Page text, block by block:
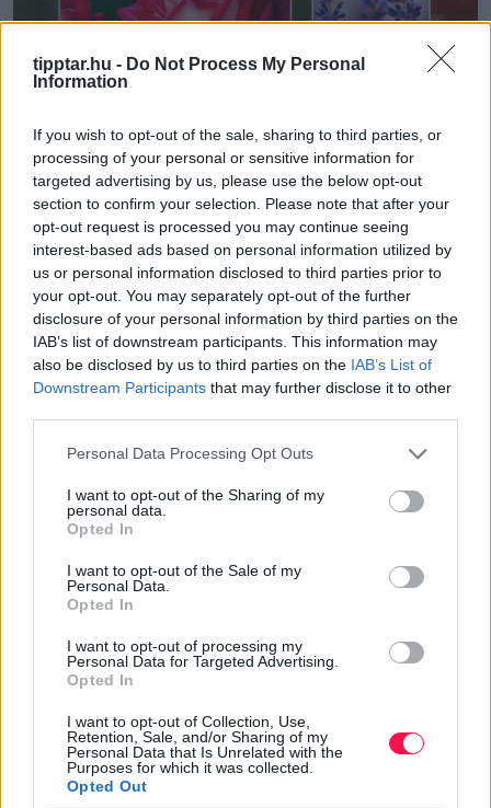
tipptar.hu - Do Not Process My Personal
Information
If you wish to opt-out of the sale, sharing to third parties, or
processing of your personal or sensitive information for
targeted advertising by us, please use the below opt-out
section to confirm your selection. Please note that after your
opt-out request is processed you may continue seeing
interest-based ads based on personal information utilized by
us or personal information disclosed to third parties prior to
your opt-out. You may separately opt-out of the further
disclosure of your personal information by third parties on the
IAB’s list of downstream participants. This information may
also be disclosed by us to third parties on the IAB’s List of
Downstream Participants that may further disclose it to other
Please note that this website/app uses one or more Google
not limited to your visit or usage behaviour. You may click to
grant or deny consent to Google and its third-party tags to
use your data for below specified purposes in below Google
consent section.
Personal Data Processing Opt Outs
I want to opt-out of the Sharing of my
personal data.
Opted In
I want to opt-out of the Sale of my
Personal Data.
Opted In
I want to opt-out of processing my
Personal Data for Targeted Advertising.
Opted In
I want to opt-out of Collection, Use,
Retention, Sale, and/or Sharing of my
Personal Data that Is Unrelated with the
Purposes for which it was collected.
Opted Out
Megosztom Facebookon